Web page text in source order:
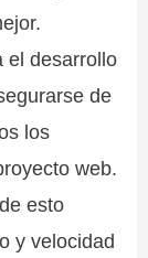
el desarrollo
de
los
web.
esto
y velocidad